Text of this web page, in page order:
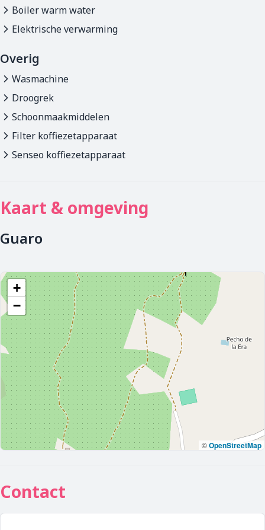
Boiler warm water
Elektrische verwarming
Overig
Wasmachine
Droogrek
Schoonmaakmiddelen
Filter koffiezetapparaat
Senseo koffiezetapparaat
Kaart & omgeving
Guaro
+
−
©OpenStreetMap
Contact